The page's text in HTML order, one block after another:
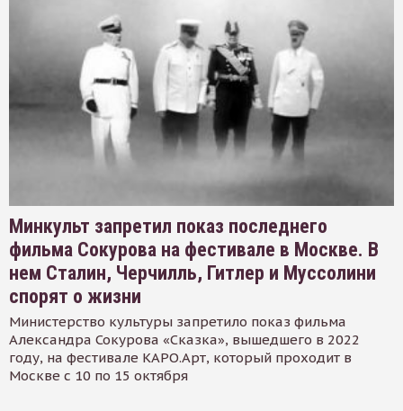
Минкульт запретил показ последнего
фильма Сокурова на фестивале в Москве. В
нем Сталин, Черчилль, Гитлер и Муссолини
спорят о жизни
Министерство культуры запретило показ фильма
Александра Сокурова «Сказка», вышедшего в 2022
году, на фестивале КАРО.Арт, который проходит в
Москве с 10 по 15 октября